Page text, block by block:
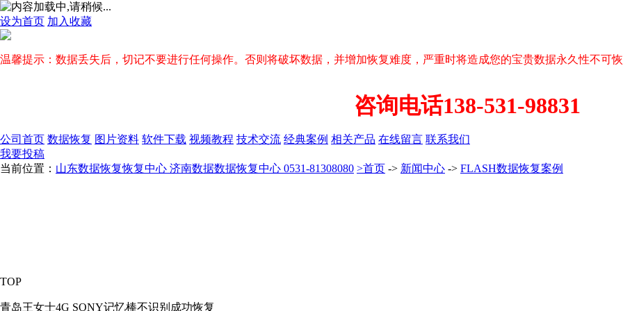
设为首页 加入收藏
温馨提示：数据丢失后，切记不要进行任何操作。否则将破坏数据，并增加恢复难度，严重时将造成您的宝贵数据永久性不可
咨询电话138-531-98831
公司首页 数据恢复 图片资料 软件下载 视频教程 技术交流 经典案例 相关产品 在线留言 联系我们
我要投稿
当前位置： 山东数据恢复恢复中心 济南数据数据恢复中心 0531-81308080 >首页 -> 新闻中心 -> FLASH数据恢复案例
TOP
青岛王女士4G SONY记忆棒不识别成功恢复